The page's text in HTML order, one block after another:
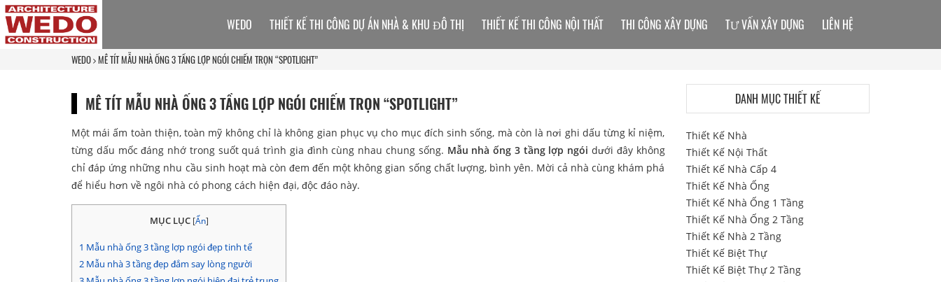
WEDO MÊ TÍT MẪU NHÀ ỐNG 3 TẦNG LỢP NGÓI CHIẾM TRỌN “SPOTLIGHT”
MÊ TÍT MẪU NHÀ ỐNG 3 TẦNG LỢP NGÓI CHIẾM TRỌN “SPOTLIGHT”
Một mái ấm toàn thiện, toàn mỹ không chỉ là không gian phục vụ cho mục đích sinh sống, mà còn là nơi ghi dấu từng kỉ niệm,
từng dấu mốc đáng nhớ trong suốt quá trình gia đình cùng nhau chung sống. Mẫu nhà ống 3 tầng lợp ngói dưới đây không
chỉ đáp ứng những nhu cầu sinh hoạt mà còn đem đến một không gian sống chất lượng, bình yên. Mời cả nhà cùng khám phá
để hiểu hơn về ngôi nhà có phong cách hiện đại, độc đáo này.
MỤC LỤC [Ẩn]
1 Mẫu nhà ống 3 tầng lợp ngói đẹp tinh tế
2 Mẫu nhà 3 tầng đẹp đắm say lòng người
WEDO THIẾT KẾ THI CÔNG DỰ ÁN NHÀ & KHU ĐÔ THỊ THIẾT KẾ THI CÔNG NỘI THẤT THI CÔNG XÂY DỰNG TƯ VẤN XÂY DỰNG LIÊN HỆ
DANH MỤC THIẾT KẾ
Thiết Kế Nhà
Thiết Kế Nội Thất
Thiết Kế Nhà Cấp 4
Thiết Kế Nhà Ống
Thiết Kế Nhà Ống 1 Tầng
Thiết Kế Nhà Ống 2 Tầng
Thiết Kế Nhà 2 Tầng
Thiết Kế Biệt Thự
Thiết Kế Biệt Thự 2 Tầng